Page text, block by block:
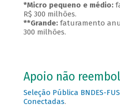
*Micro pequeno e médio:
R$ 300 milhões.
**Grande:faturamento
300 milhões.
Apoio não
Seleção Pública BNDES-
Conectadas.